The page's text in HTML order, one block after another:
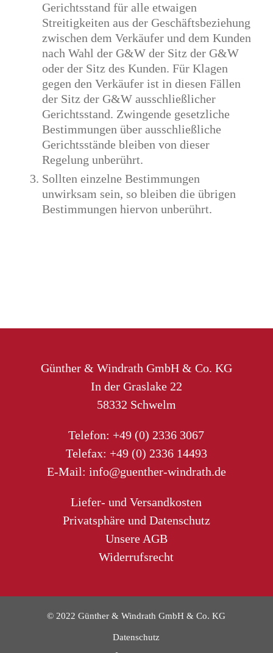
Gerichtsstand für alle etwaigen
Streitigkeiten aus der Geschäftsbeziehung
zwischen dem Verkäufer und dem Kunden
nach Wahl der G&W der Sitz der G&W
oder der Sitz des Kunden. Für Klagen
gegen den Verkäufer ist in diesen Fällen
der Sitz der G&W ausschließlicher
Gerichtsstand. Zwingende gesetzliche
Bestimmungen über ausschließliche
Gerichtsstände bleiben von dieser
Regelung unberührt.
Sollten einzelne Bestimmungen
unwirksam sein, so bleiben die übrigen
Bestimmungen hiervon unberührt.
Günther & Windrath GmbH & Co. KG
In der Graslake 22
58332 Schwelm
Telefon: +49 (0) 2336 3067
Telefax: +49 (0) 2336 14493
E-Mail: info@guenther-windrath.de
Liefer- und Versandkosten
Privatsphäre und Datenschutz
Unsere AGB
Widerrufsrecht
© 2022 Günther & Windrath GmbH & Co. KG
Datenschutz